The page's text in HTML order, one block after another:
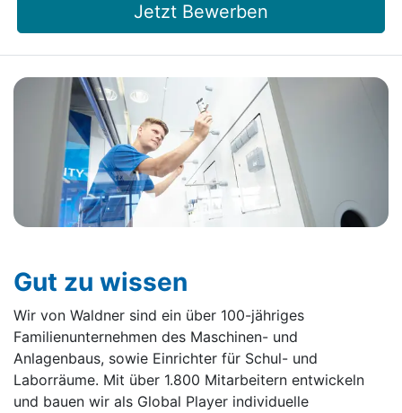
Jetzt Bewerben
Gut zu wissen
Wir von Waldner sind ein über 100-jähriges
Familienunternehmen des Maschinen- und
Anlagenbaus, sowie Einrichter für Schul- und
Laborräume. Mit über 1.800 Mitarbeitern entwickeln
und bauen wir als Global Player individuelle